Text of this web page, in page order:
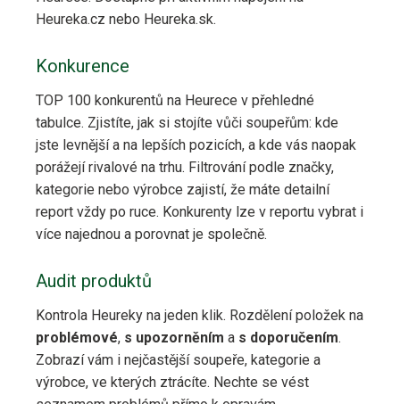
Heureka.cz nebo Heureka.sk.
Konkurence
TOP 100 konkurentů na Heurece v přehledné
tabulce. Zjistíte, jak si stojíte vůči soupeřům: kde
jste levnější a na lepších pozicích, a kde vás naopak
porážejí rivalové na trhu. Filtrování podle značky,
kategorie nebo výrobce zajistí, že máte detailní
report vždy po ruce. Konkurenty lze v reportu vybrat i
více najednou a porovnat je společně.
Audit produktů
Kontrola Heureky na jeden klik. Rozdělení položek na
problémové, s upozorněním a s doporučením.
Zobrazí vám i nejčastější soupeře, kategorie a
výrobce, ve kterých ztrácíte. Nechte se vést